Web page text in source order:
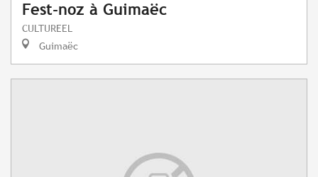
Fest-noz à Guimaëc
CULTUREEL
Guimaëc